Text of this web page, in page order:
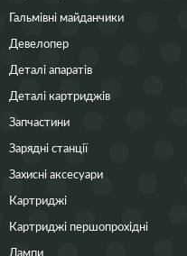
Гальмівні майданчики
Девелопер
Деталі апаратів
Деталі картриджів
Запчастини
Зарядні станції
Захисні аксесуари
Картриджі
Картриджі першопрохідні
Лампи